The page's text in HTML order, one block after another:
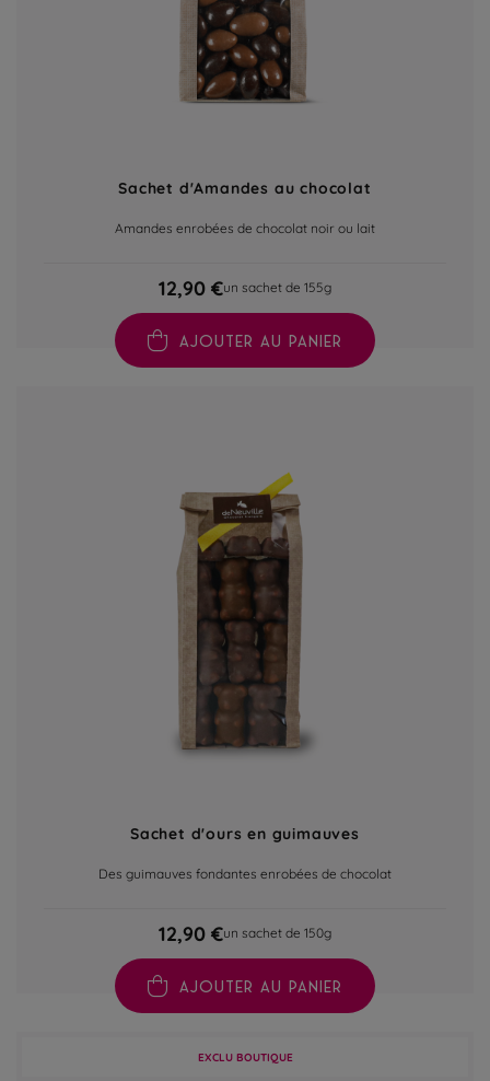
Sachet d'Amandes au chocolat
Amandes enrobées de chocolat noir ou lait
12,90 €un sachet de 155g
AJOUTER AU PANIER
Sachet d'ours en guimauves
Des guimauves fondantes enrobées de chocolat
12,90 €un sachet de 150g
AJOUTER AU PANIER
EXCLU BOUTIQUE